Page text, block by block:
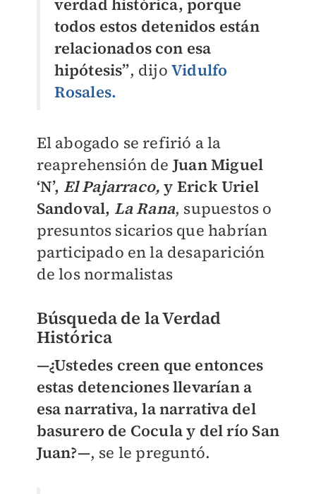
verdad histórica, porque
todos estos detenidos están
relacionados con esa
hipótesis”, dijo Vidulfo
Rosales.
El abogado se refirió a la
reaprehensión de Juan Miguel
‘N’, El Pajarraco, y Erick Uriel
Sandoval, La Rana, supuestos o
presuntos sicarios que habrían
participado en la desaparición
de los normalistas
Búsqueda de la Verdad
Histórica
—¿Ustedes creen que entonces
estas detenciones llevarían a
esa narrativa, la narrativa del
basurero de Cocula y del río San
Juan?—, se le preguntó.